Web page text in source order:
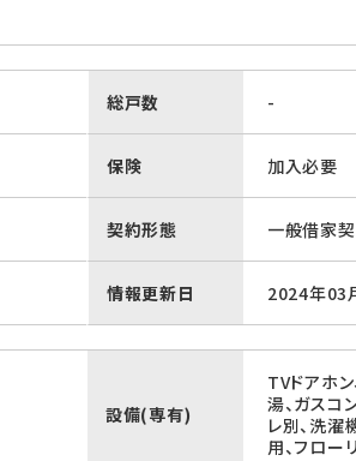
総戸数 -
保険 加入必要
契約形態 一般借家
情報更新日 2024年03
設備(専有)
TVドアホン
湯、ガスコ
レ別、洗濯
用、フロー